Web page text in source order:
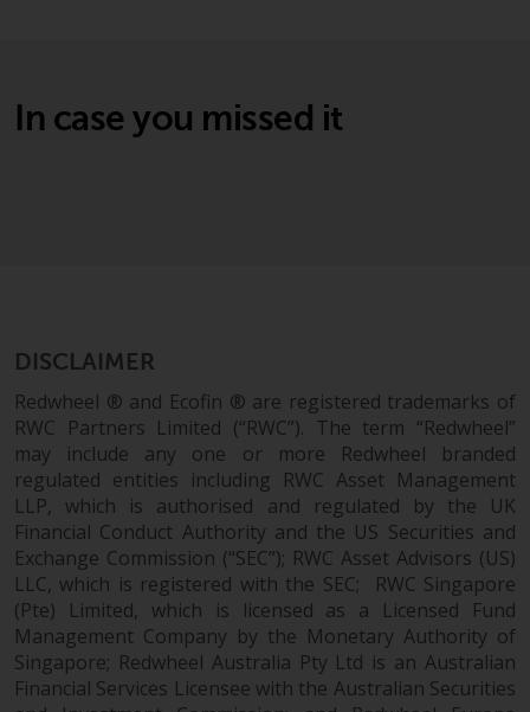
eines von Redwheel verwalteten
Fonds ist kein Hinweis auf die
angebotenen Produkte und
Dienstleistungen sind erhebliche
Risiken verbunden.
Wechselkursschwankungen
können sich positiv oder negativ
auf den Wert von auf
Fremdwährungen lautenden
Finanzinstrumenten auswirken.
Bestimmte Anlagen,
insbesondere alternative Fonds
und Emerging Markets,
beinhalten ein
überdurchschnittliches Risiko und
In case you missed it
DISCLAIMER
Redwheel ® and Ecofin ® are registered trademarks of
RWC Partners Limited (“RWC”). The term “Redwheel”
may include any one or more Redwheel branded
regulated entities including RWC Asset Management
LLP, which is authorised and regulated by the UK
Financial Conduct Authority and the US Securities and
Exchange Commission (“SEC”); RWC Asset Advisors (US)
LLC, which is registered with the SEC; RWC Singapore
(Pte) Limited, which is licensed as a Licensed Fund
Management Company by the Monetary Authority of
Singapore; Redwheel Australia Pty Ltd is an Australian
Financial Services Licensee with the Australian Securities